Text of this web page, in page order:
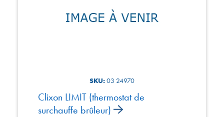
SKU:03 24970
Clixon LIMIT (thermostat de
surchauffe brûleur)